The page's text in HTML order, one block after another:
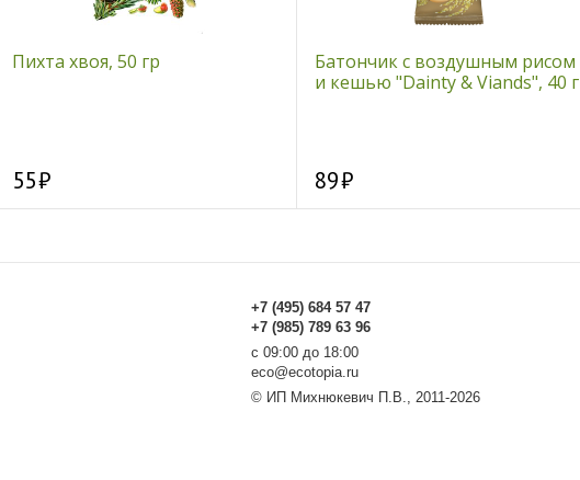
Пихта хвоя, 50 гр
55
Батончик с воздушным рисом
и кешью "Dainty & Viands", 40 г
89
+7 (495) 684 57 47
+7 (985) 789 63 96
с 09:00 до 18:00
eco@ecotopia.ru
© ИП Михнюкевич П.В., 2011-2026